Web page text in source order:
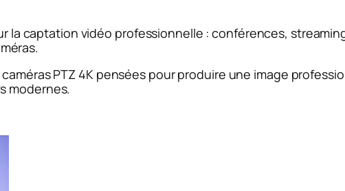
la captation vidéo professionnelle : conférences,
PTZ 4K pensées pour produire une image
modernes.